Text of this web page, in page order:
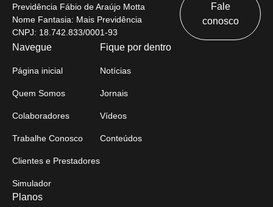
Previdência Fábio de Araújo Motta
Nome Fantasia: Mais Previdência
CNPJ: 18.742.833/0001-93
Fale
conosco
Navegue
Página inicial
Quem Somos
Colaboradores
Trabalhe Conosco
Clientes e Prestadores
Simulador
Fique por dentro
Notícias
Jornais
Vídeos
Conteúdos
Planos